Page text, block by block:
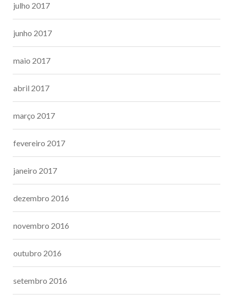
julho 2017
junho 2017
maio 2017
abril 2017
março 2017
fevereiro 2017
janeiro 2017
dezembro 2016
novembro 2016
outubro 2016
setembro 2016